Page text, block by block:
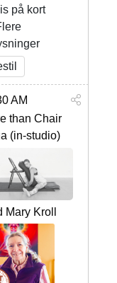
på kort
AM
than Chair
(in-studio)
Mary Kroll